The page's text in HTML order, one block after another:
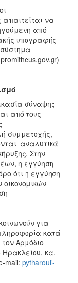
απαιτείται να
από
υπογραφής
σύναψης
από τους
συμμετοχής,
αναλυτικά
Στην
η εγγύηση
ότι η εγγύηση
για
κατά
Αρμόδιο
Ηρακλείου, κα.
mail: pytharouli-